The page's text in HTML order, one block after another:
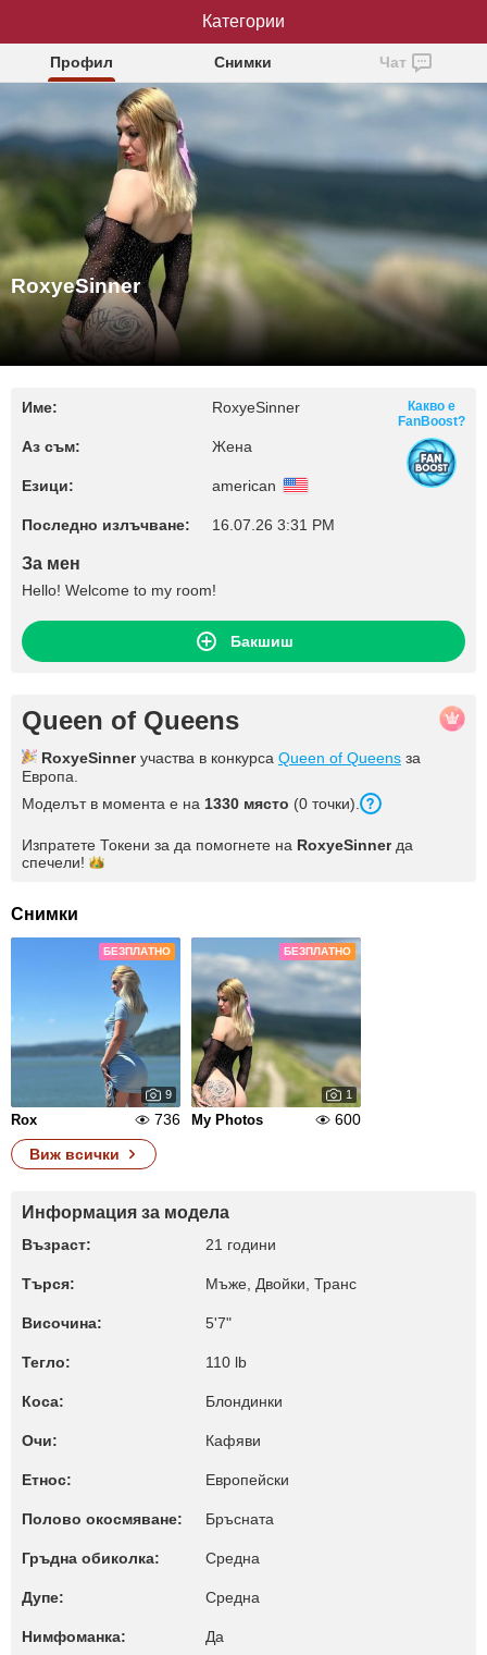
RoxyeSinner
Профил Снимки Чат
RoxyeSinner
Име: RoxyeSinner
Аз съм: Жена
Езици: american
Последно излъчване: 16.07.26 3:31 PM
Какво е
FanBoost?
За мен
Hello! Welcome to my room!
Бакшиш
Queen of Queens
RoxyeSinner участва в конкурса Queen of Queens за
Европа.
Моделът в момента е на 1330 място (0 точки).
Изпратете Токени за да помогнете на RoxyeSinner да
спечели!
Снимки
БЕЗПЛАТНО
9
Rox 736
БЕЗПЛАТНО
1
My Photos
600
Виж всички
Информация за модела
Възраст: 21 години
Търся: Мъже, Двойки, Транс
Височина: 5'7"
Тегло: 110 lb
Коса: Блондинки
Очи: Кафяви
Етнос: Европейски
Полово окосмяване: Бръсната
Гръдна обиколка: Среднa
Дупе: Среднa
Нимфоманка: Да
Категории